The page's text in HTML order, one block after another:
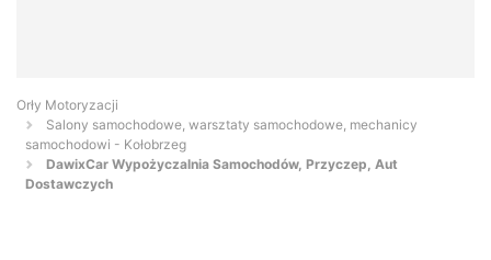
Orły Motoryzacji
Salony samochodowe, warsztaty samochodowe, mechanicy
samochodowi - Kołobrzeg
DawixCar Wypożyczalnia Samochodów, Przyczep, Aut
Dostawczych